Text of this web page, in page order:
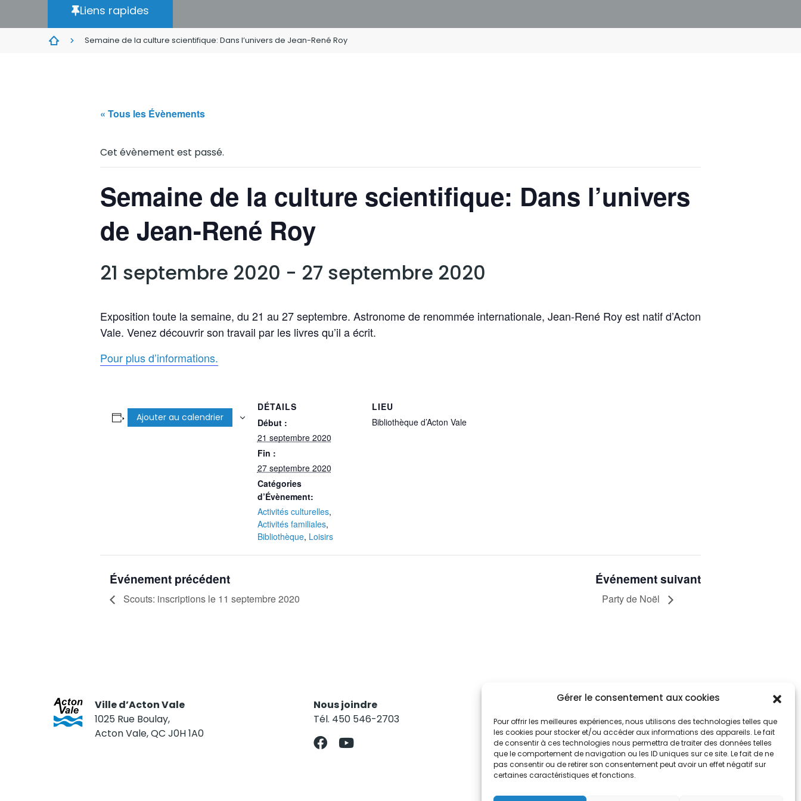
Gérer le consentement aux cookies
Pour offrir les meilleures expériences, nous utilisons des technologies telles que
les cookies pour stocker et/ou accéder aux informations des appareils. Le fait
de consentir à ces technologies nous permettra de traiter des données telles
que le comportement de navigation ou les ID uniques sur ce site. Le fait de ne
pas consentir ou de retirer son consentement peut avoir un effet négatif sur
certaines caractéristiques et fonctions.
Liens rapides
Semaine de la culture scientifique: Dans l’univers de Jean-René Roy
« Tous les Évènements
Cet évènement est passé.
Semaine de la culture scientifique: Dans l’univers
de Jean-René Roy
21 septembre 2020 - 27 septembre 2020
Exposition toute la semaine, du 21 au 27 septembre. Astronome de renommée internationale, Jean-René Roy est natif d’Acton
Vale. Venez découvrir son travail par les livres qu’il a écrit.
Pour plus d’informations.
Ajouter au calendrier
DÉTAILS
Début :
21 septembre 2020
Fin :
27 septembre 2020
Catégories
d’Évènement:
Activités culturelles,
Activités familiales,
Bibliothèque, Loisirs
LIEU
Bibliothèque d’Acton Vale
Événement précédent
Scouts: inscriptions le 11 septembre 2020
Événement suivant
Party de Noël
Ville d’Acton Vale
1025 Rue Boulay,
Acton Vale, QC J0H 1A0
Nous joindre
Tél. 450 546-2703
Restez informés
Abonnez-vous aux alertes municipales
Je m'abonne